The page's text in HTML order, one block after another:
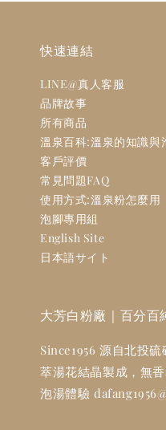
快速連結
LINE@真人客服
品牌故事
所有商品
溫泉百科:溫泉的知識與
客戶評價
常見問題FAQ
使用方式:溫泉粉怎麼用
泡腳專用組
English Site
日本語サイト
大芳白粉廠｜百分百
Since1956 源自北投
萃湯花結晶製成，無
泡湯體驗